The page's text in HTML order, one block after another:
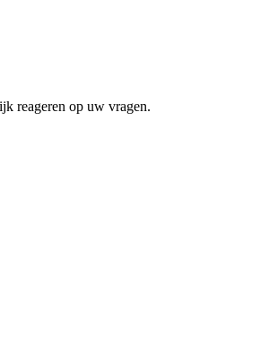
reageren op uw vragen.